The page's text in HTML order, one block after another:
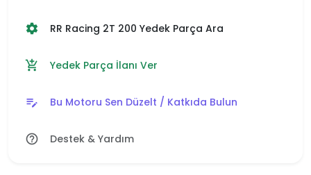
settings RR Racing 2T 200 Yedek Parça Ara
add_shopping_cart Yedek Parça İlanı Ver
edit_note Bu Motoru Sen Düzelt / Katkıda Bulun
help_outline Destek & Yardım